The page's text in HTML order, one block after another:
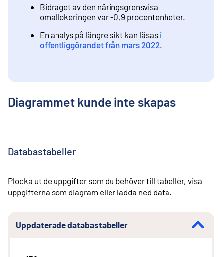
Bidraget av den näringsgrensvisa
omallokeringen var -0,9 procentenheter.
En analys på längre sikt kan läsas i
offentliggörandet från mars 2022.
Diagrammet kunde inte skapas
Databastabeller
Plocka ut de uppgifter som du behöver till tabeller, visa
uppgifterna som diagram eller ladda ned data.
Uppdaterade databastabeller